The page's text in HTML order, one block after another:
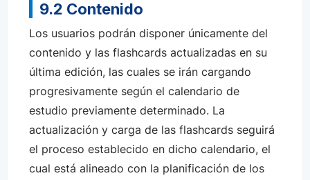
9.2 Contenido
Los usuarios podrán disponer únicamente del
contenido y las flashcards actualizadas en su
última edición, las cuales se irán cargando
progresivamente según el calendario de
estudio previamente determinado. La
actualización y carga de las flashcards seguirá
el proceso establecido en dicho calendario, el
cual está alineado con la planificación de los